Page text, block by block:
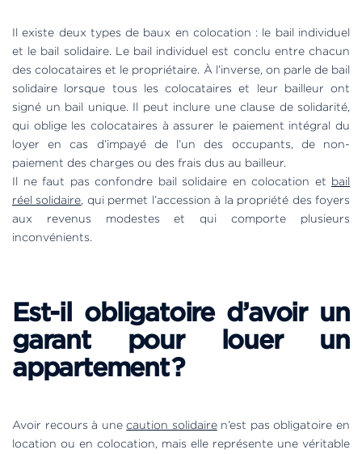
Il existe deux types de baux en colocation : le bail individuel
et le bail solidaire. Le bail individuel est conclu entre chacun
des colocataires et le propriétaire. À l’inverse, on parle de bail
solidaire lorsque tous les colocataires et leur bailleur ont
signé un bail unique. Il peut inclure une clause de solidarité,
qui oblige les colocataires à assurer le paiement intégral du
loyer en cas d’impayé de l’un des occupants, de non-
paiement des charges ou des frais dus au bailleur.
Il ne faut pas confondre bail solidaire en colocation et bail
réel solidaire, qui permet l’accession à la propriété des foyers
aux revenus modestes et qui comporte plusieurs
inconvénients.
Est-il obligatoire d’avoir un
garant pour louer un
appartement ?
Avoir recours à unecaution solidairen’est pas obligatoire en
location ou en colocation, mais elle représente une véritable